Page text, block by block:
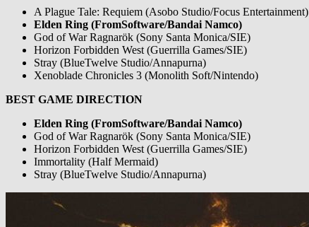
A Plague Tale: Requiem (Asobo Studio/Focus Entertainment)
Elden Ring (FromSoftware/Bandai Namco)
God of War Ragnarök (Sony Santa Monica/SIE)
Horizon Forbidden West (Guerrilla Games/SIE)
Stray (BlueTwelve Studio/Annapurna)
Xenoblade Chronicles 3 (Monolith Soft/Nintendo)
BEST GAME DIRECTION
Elden Ring (FromSoftware/Bandai Namco)
God of War Ragnarök (Sony Santa Monica/SIE)
Horizon Forbidden West (Guerrilla Games/SIE)
Immortality (Half Mermaid)
Stray (BlueTwelve Studio/Annapurna)